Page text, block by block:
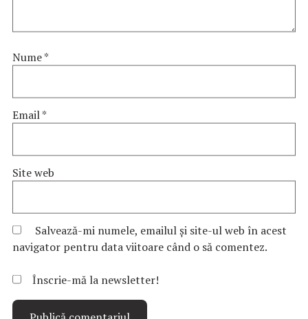
Nume*
Email*
Site web
Salvează-mi numele, emailul și site-ul web în acest
navigator pentru data viitoare când o să comentez.
Înscrie-mă la newsletter!